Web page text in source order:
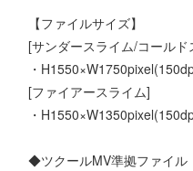
【ファイルサイズ】
[サンダースライム/コール
・
[ファイアースライム]
・
◆ツクールMV準拠ファイル